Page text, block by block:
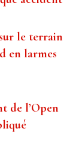
le terrain
en larmes
de l’Open